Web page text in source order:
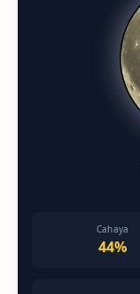
Cahaya
44%